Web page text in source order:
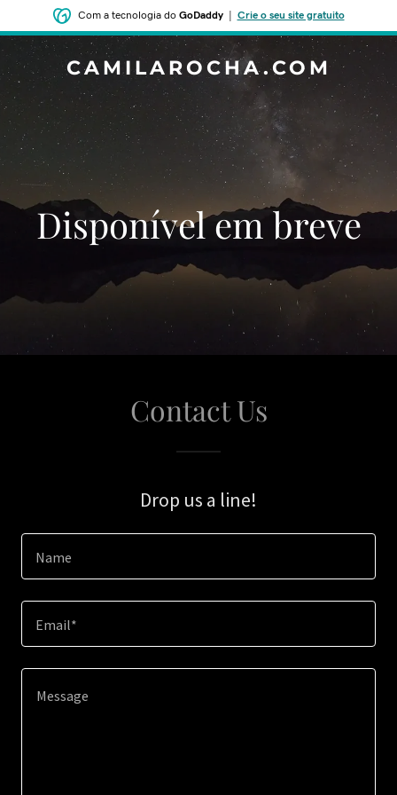
Com a tecnologia do GoDaddy| Crie o seu site gratuito
CAMILAROCHA.COM
Disponível em breve
Contact Us
Drop us a line!
Name
Email*